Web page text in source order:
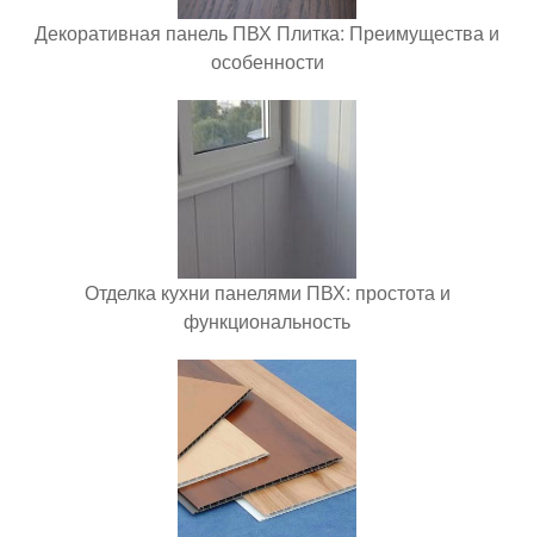
Декоративная панель ПВХ Плитка: Преимущества и
особенности
Отделка кухни панелями ПВХ: простота и
функциональность